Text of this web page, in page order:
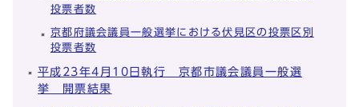
投票者数
京都府議会議員一般選挙における伏見区の投票区別
投票者数
平成23年4月10日執行 京都市議会議員一般選
挙 開票結果